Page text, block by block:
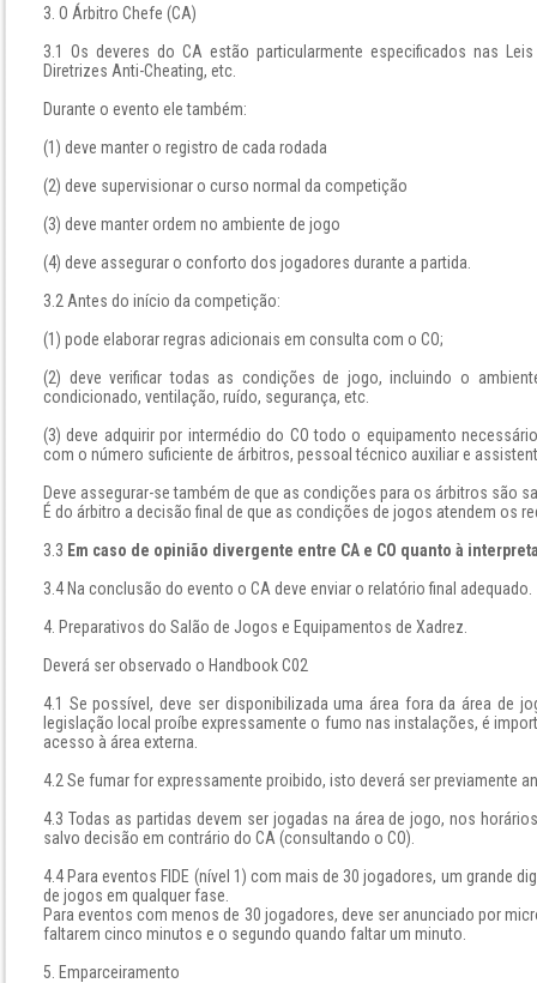
3. O Árbitro Chefe (CA)
3.1 Os deveres do CA estão particularmente especificados nas
Diretrizes Anti-Cheating, etc.
Durante o evento ele também:
(1) deve manter o registro de cada rodada
(2) deve supervisionar o curso normal da competição
(3) deve manter ordem no ambiente de jogo
(4) deve assegurar o conforto dos jogadores durante a partida.
3.2 Antes do início da competição:
(1) pode elaborar regras adicionais em consulta com o CO;
(2) deve verificar todas as condições de jogo, incluindo o
condicionado, ventilação, ruído, segurança, etc.
(3) deve adquirir por intermédio do CO todo o equipamento
com o número suficiente de árbitros, pessoal técnico auxiliar e
Deve assegurar-se também de que as condições para os árbitros são
É do árbitro a decisão final de que as condições de jogos atendem os
3.3 Em caso de opinião divergente entre CA e CO quanto à
3.4 Na conclusão do evento o CA deve enviar o relatório final adequado.
4. Preparativos do Salão de Jogos e Equipamentos de Xadrez.
Deverá ser observado o Handbook C02
4.1 Se possível, deve ser disponibilizada uma área fora da área de
legislação local proíbe expressamente o fumo nas instalações, é
acesso à área externa.
4.2 Se fumar for expressamente proibido, isto deverá ser previamente
4.3 Todas as partidas devem ser jogadas na área de jogo, nos
salvo decisão em contrário do CA (consultando o CO).
4.4 Para eventos FIDE (nível 1) com mais de 30 jogadores, um grande
de jogos em qualquer fase.
Para eventos com menos de 30 jogadores, deve ser anunciado por
faltarem cinco minutos e o segundo quando faltar um minuto.
5. Emparceiramento